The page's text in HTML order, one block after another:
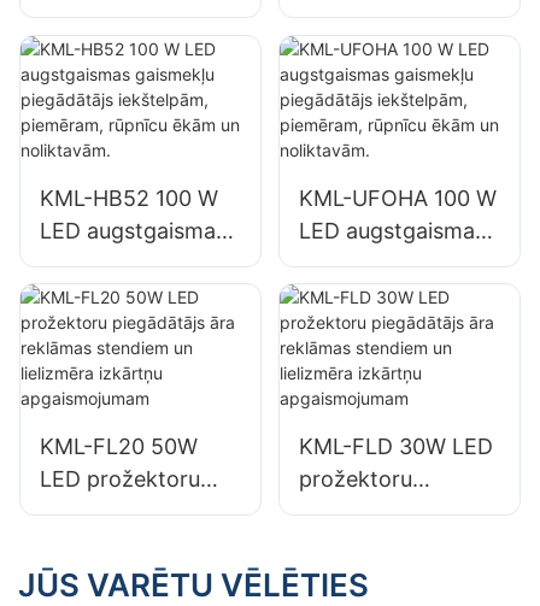
gaismekļu
piegādātājs
iekštelpu
apgaismojumam
rūpnīcās,
gaismekļu
piegādātājs
iekštelpām,
piemēram,
remontdarbnīcām
KML-HB52 100 W
LED augstgaismas
gaismekļu
piegādātājs
iekštelpām,
piemēram, rūpnīcu
ēkām un
KML-UFOHA 100 W
LED augstgaismas
gaismekļu
piegādātājs
iekštelpām,
piemēram, rūpnīcu
ēkām un
KML-FL20 50W
LED prožektoru
piegādātājs āra
un lielizmēra
KML-FLD 30W LED
prožektoru
piegādātājs āra
un lielizmēra
JŪS VARĒTU VĒLĒTIES